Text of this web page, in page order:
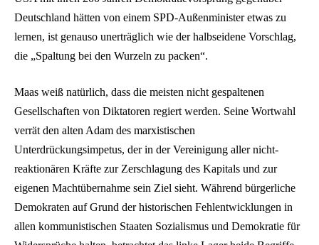
Deutschland hätten von einem SPD-Außenminister etwas zu
lernen, ist genauso unerträglich wie der halbseidene Vorschlag,
die „Spaltung bei den Wurzeln zu packen“.
Maas weiß natürlich, dass die meisten nicht gespaltenen
Gesellschaften von Diktatoren regiert werden. Seine Wortwahl
verrät den alten Adam des marxistischen
Unterdrückungsimpetus, der in der Vereinigung aller nicht-
reaktionären Kräfte zur Zerschlagung des Kapitals und zur
eigenen Machtübernahme sein Ziel sieht. Während bürgerliche
Demokraten auf Grund der historischen Fehlentwicklungen in
allen kommunistischen Staaten Sozialismus und Demokratie für